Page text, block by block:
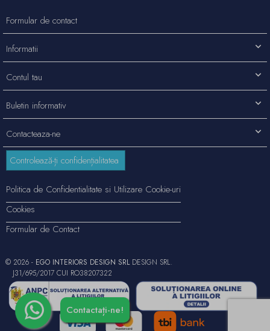
Contacteaza-ne
Formular de contact
Informatii
Contul tau
Buletin informativ
Controlează-ți confidențialitatea
Politica de Confidentialitate si Utilizare Cookie-uri
Cookies
Formular de Contact
© 2026 - EGO INTERIORS DESIGN SRLDESIGN SRL.
J31/695/2017 CUI RO38207322
Contactați-ne!